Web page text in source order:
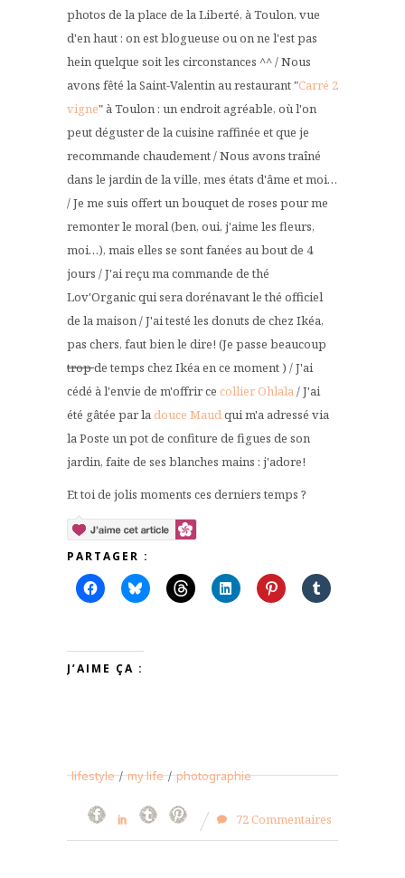
photos de la place de la Liberté, à Toulon, vue
d'en haut : on est blogueuse ou on ne l'est pas
hein quelque soit les circonstances ^^ / Nous
avons fêté la Saint-Valentin au restaurant "Carré 2
vigne" à Toulon : un endroit agréable, où l'on
peut déguster de la cuisine raffinée et que je
recommande chaudement / Nous avons traîné
dans le jardin de la ville, mes états d'âme et moi…
/ Je me suis offert un bouquet de roses pour me
remonter le moral (ben, oui, j'aime les fleurs,
moi…), mais elles se sont fanées au bout de 4
jours / J'ai reçu ma commande de thé
Lov'Organic qui sera dorénavant le thé officiel
de la maison / J'ai testé les donuts de chez Ikéa,
pas chers, faut bien le dire! (Je passe beaucoup
tropde temps chez Ikéa en ce moment ) / J'ai
cédé à l'envie de m'offrir ce collier Ohlala/ J'ai
été gâtée par ladouce Maudqui m'a adressé via
la Poste un pot de confiture de figues de son
jardin, faite de ses blanches mains : j'adore!
Et toi de jolis moments ces derniers temps ?
PARTAGER :
J’AIME ÇA :
lifestyle / my life / photographie
72 Commentaires